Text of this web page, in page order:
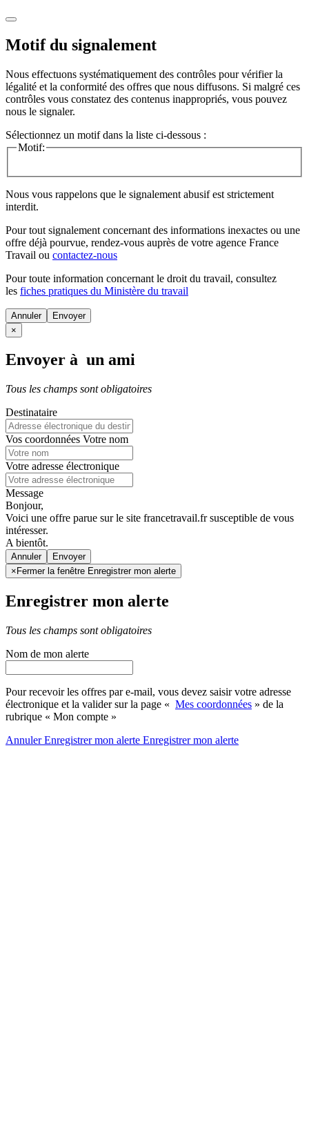
Motif du signalement
Nous effectuons systématiquement des contrôles pour vérifier la
légalité et la conformité des offres que nous diffusons. Si malgré ces
contrôles vous constatez des contenus inappropriés, vous pouvez
nous le signaler.
Sélectionnez un motif dans la liste ci-dessous :
Motif:
Nous vous rappelons que le signalement abusif est strictement
interdit.
Pour tout signalement concernant des informations inexactes ou une
offre déjà pourvue, rendez-vous auprès de votre agence France
Travail ou contactez-nous
Pour toute information concernant le droit du travail, consultez
les fiches pratiques du Ministère du travail
Annuler
×
Envoyer à un ami
Tous les champs sont obligatoires
Destinataire
Vos coordonnées Votre nom
Votre adresse électronique
Message
Bonjour,
Voici une offre parue sur le site francetravail.fr susceptible de vous
intéresser.
A bientôt.
Annuler
× Fermer la fenêtre Enregistrer mon alerte
Enregistrer mon alerte
Tous les champs sont obligatoires
Nom de mon alerte
Pour recevoir les offres par e-mail, vous devez saisir votre adresse
électronique et la valider sur la page « Mes coordonnées » de la
rubrique « Mon compte »
AnnulerEnregistrer mon alerte Enregistrermon alerte